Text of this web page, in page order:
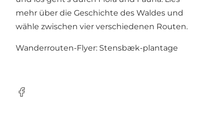
mehr über die Geschichte des Waldes und
wähle zwischen vier verschiedenen Routen.
Wanderrouten-Flyer: Stensbæk-plantage
Facebook